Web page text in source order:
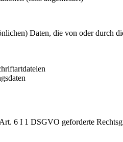
Daten, die von oder durch
6 I 1 DSGVO geforderte